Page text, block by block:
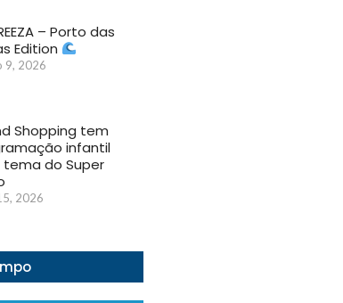
– Porto das
Edition
9, 2026
Shopping tem
infantil
do Super
2026